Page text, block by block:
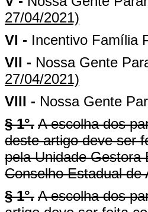
27/04/2021)
VI - Incentivo Família
VII - Nossa Gente
27/04/2021)
VIII - Nossa Gente
§ 1°. A escolha dos
deste artigo deve ser
pela Unidade Gestora
Conselho Estadual
§ 1°. A escolha dos